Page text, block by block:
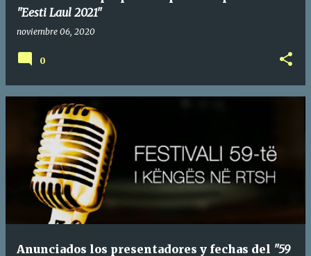
"Eesti Laul 2021"
noviembre 06, 2020
0
Anunciados los presentadores y fechas del "59